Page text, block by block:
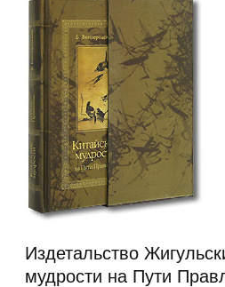
Издетальство
мудрости на Пути